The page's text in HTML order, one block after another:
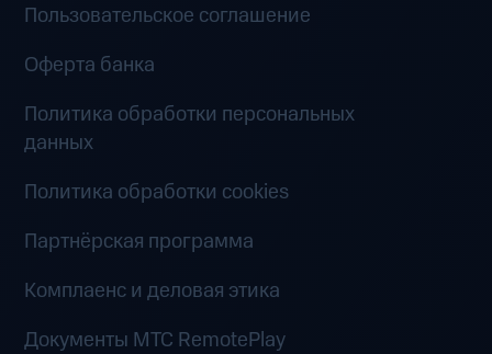
Пользовательское соглашение
Оферта банка
Политика обработки персональных
данных
Политика обработки cookies
Партнёрская программа
Комплаенс и деловая этика
Документы MTC RemotePlay